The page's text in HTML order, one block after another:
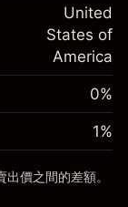
$19,000.00
%
(-$0.13)
United
States of
America
0%
1%
價之間的差額。